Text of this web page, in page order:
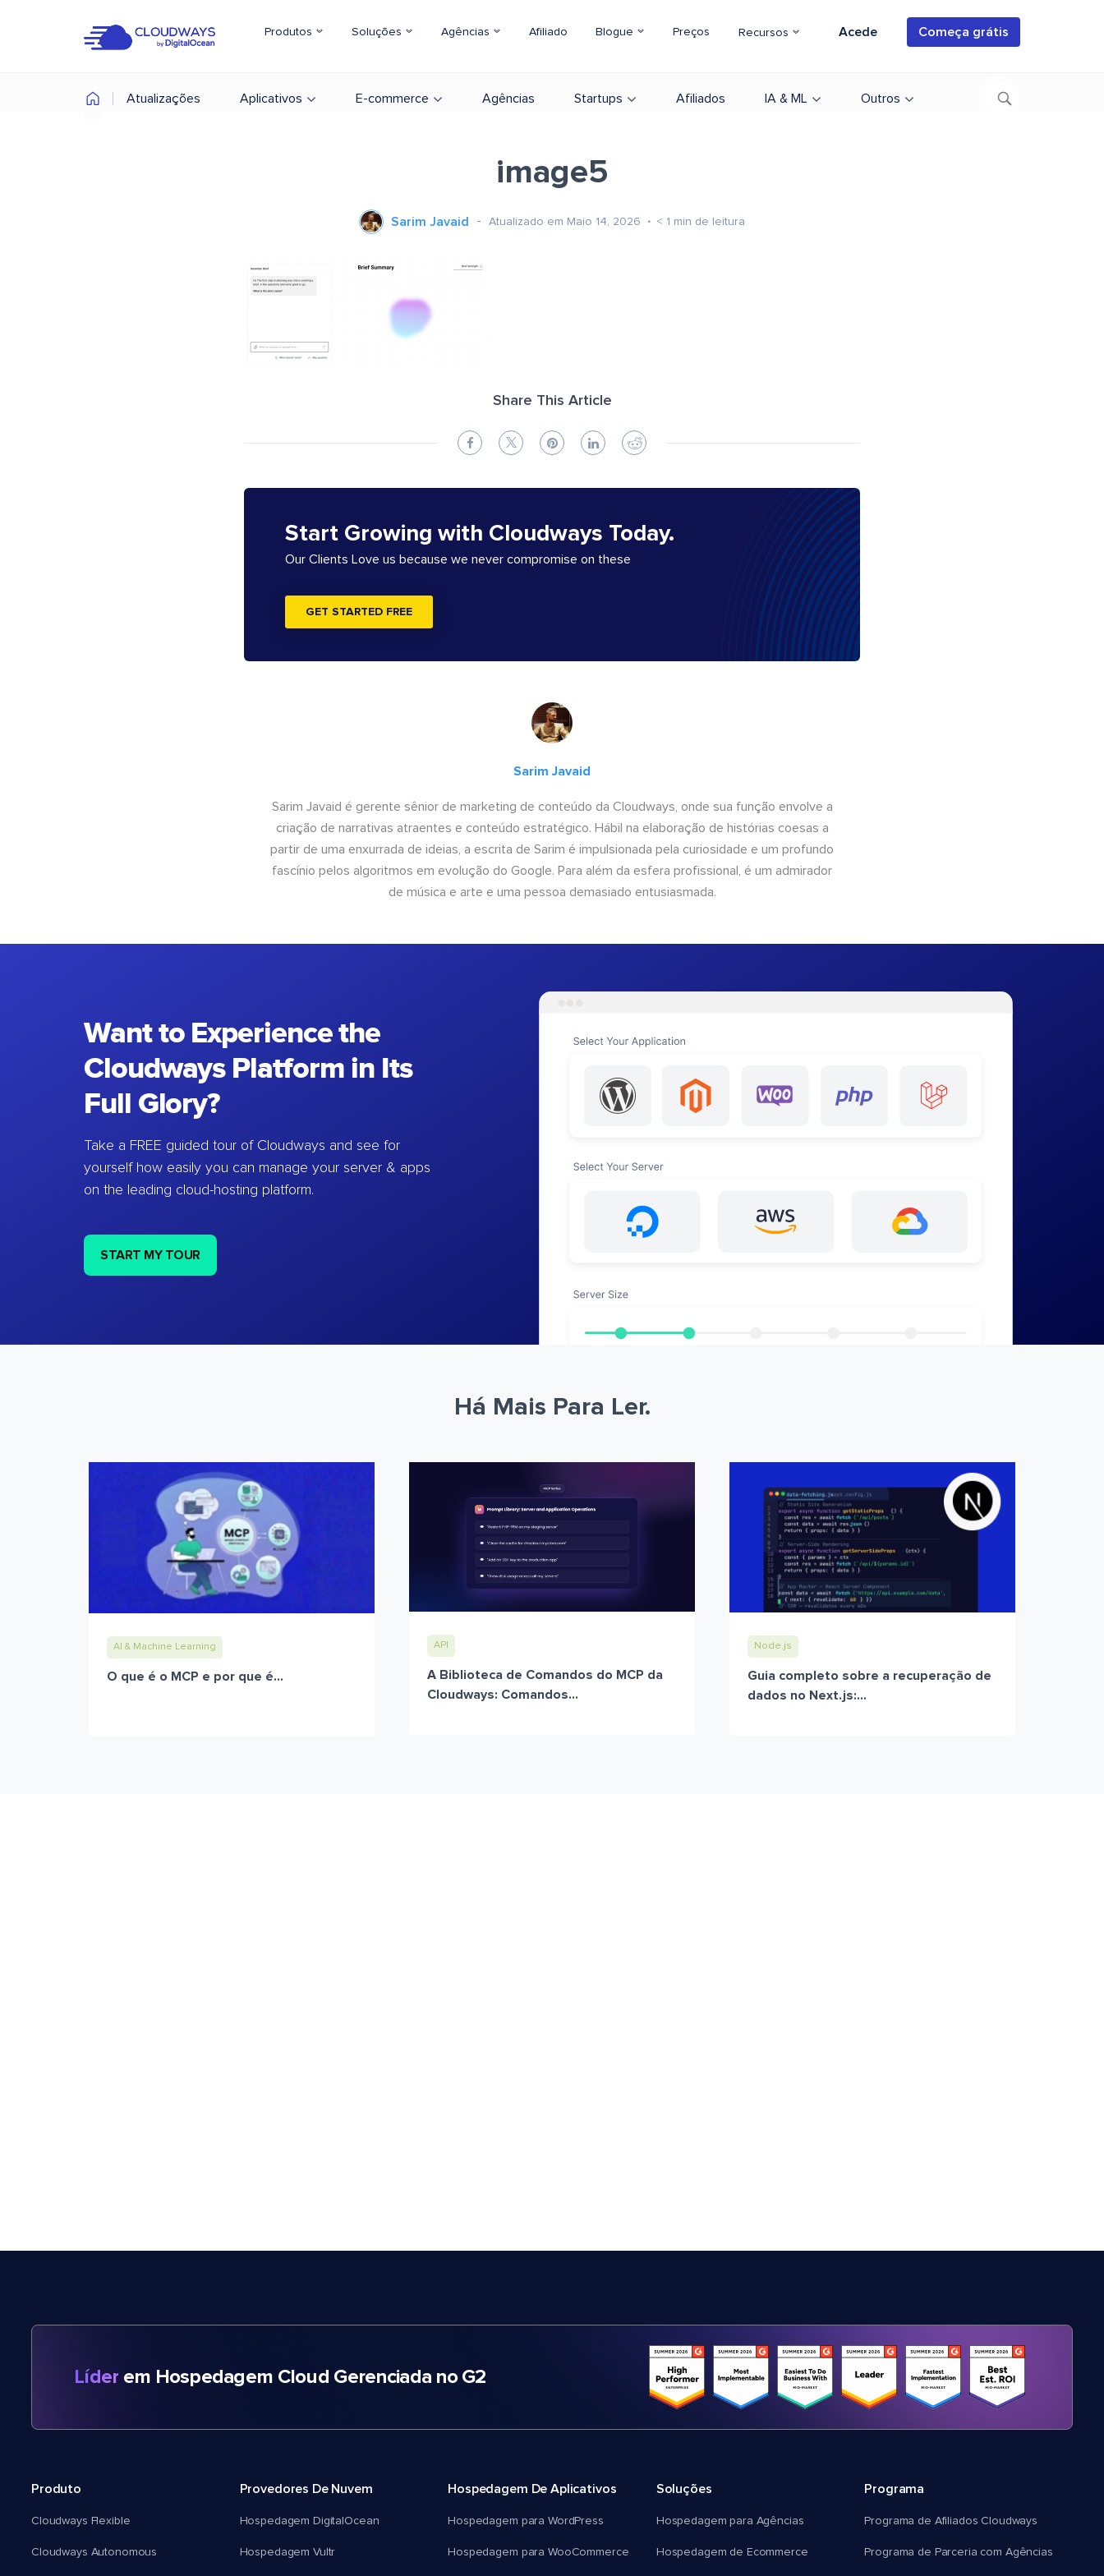
Produtos Soluções Agências Afiliado Blogue Preços Recursos Acede Começa grátis
Atualizações Aplicativos E-commerce Agências Startups Afiliados IA & ML Outros
image5
Sarim Javaid Atualizado em Maio 14, 2026 < 1 min de leitura
Share This Article
Start Growing with Cloudways Today.
Our Clients Love us because we never compromise on these
GET STARTED FREE
Sarim Javaid
Sarim Javaid é gerente sênior de marketing de conteúdo da Cloudways, onde sua função envolve a
criação de narrativas atraentes e conteúdo estratégico. Hábil na elaboração de histórias coesas a
partir de uma enxurrada de ideias, a escrita de Sarim é impulsionada pela curiosidade e um profundo
fascínio pelos algoritmos em evolução do Google. Para além da esfera profissional, é um admirador
de música e arte e uma pessoa demasiado entusiasmada.
Want to Experience the
Cloudways Platform in Its
Full Glory?
Take a FREE guided tour of Cloudways and see for
yourself how easily you can manage your server & apps
on the leading cloud-hosting platform.
START MY TOUR
Há Mais Para Ler.
AI & Machine Learning
O que é o MCP e por que é...
API
A Biblioteca de Comandos do MCP da
Cloudways: Comandos...
Node.js
Guia completo sobre a recuperação de
dados no Next.js:...
Líder em Hospedagem Cloud Gerenciada no G2
Produto
Cloudways Flexible
Cloudways Autonomous
Provedores De Nuvem
Hospedagem DigitalOcean
Hospedagem Vultr
Hospedagem De Aplicativos
Hospedagem para WordPress
Hospedagem para WooCommerce
Soluções
Hospedagem para Agências
Hospedagem de Ecommerce
Programa
Programa de Afiliados Cloudways
Programa de Parceria com Agências